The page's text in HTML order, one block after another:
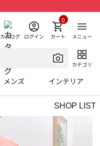
カタログ ログイン カート
0
メニュー
カテゴリ
メンズ インテリア
SHOP LIST